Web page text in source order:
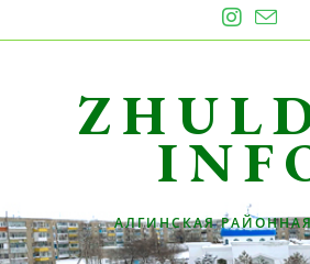
к
АЛГИНСКАЯ